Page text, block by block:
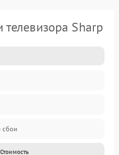
телевизора Sharp
сбои
Стоимость